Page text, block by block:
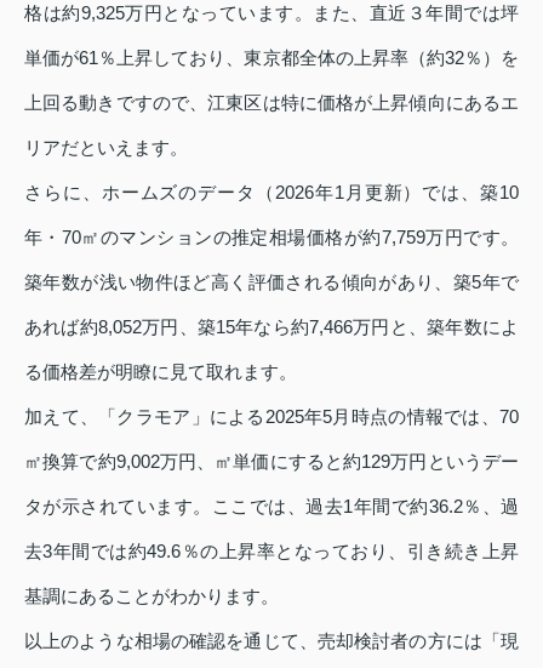
格は約9,325万円となっています。また、直近３年間では坪
単価が61％上昇しており、東京都全体の上昇率（約32％）を
上回る動きですので、江東区は特に価格が上昇傾向にあるエ
リアだといえます。
さらに、ホームズのデータ（2026年1月更新）では、築10
年・70㎡のマンションの推定相場価格が約7,759万円です。
築年数が浅い物件ほど高く評価される傾向があり、築5年で
あれば約8,052万円、築15年なら約7,466万円と、築年数によ
る価格差が明瞭に見て取れます。
加えて、「クラモア」による2025年5月時点の情報では、70
㎡換算で約9,002万円、㎡単価にすると約129万円というデー
タが示されています。ここでは、過去1年間で約36.2％、過
去3年間では約49.6％の上昇率となっており、引き続き上昇
基調にあることがわかります。
以上のような相場の確認を通じて、売却検討者の方には「現